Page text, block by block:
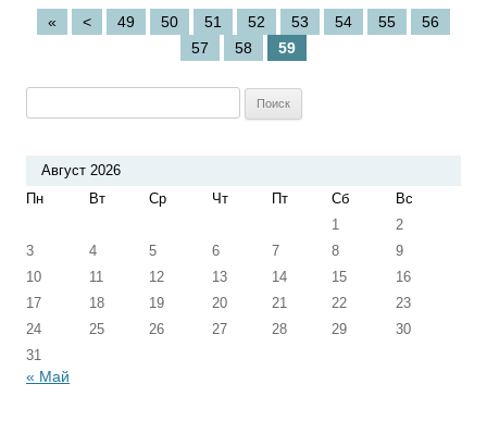
« < 49 50 51 52 53 54 55
56
57
58 59
Август 2026
Пн
Вт Ср Чт Пт Сб
Вс
1
2
3
4 5 6 7 8
9
10
11 12 13 14 15
16
17
18 19 20 21 22
23
24
25 26 27 28 29
30
31
« Май